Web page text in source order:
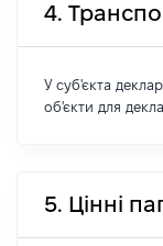
4.
У суб'єкта
об'єкти для
5. Цінні